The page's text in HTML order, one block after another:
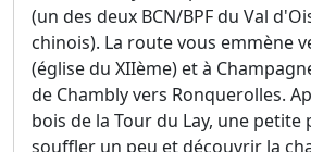
(un des deux BCN/BPF du Val
chinois). La route vous emmène
(église du XIIème) et à
de Chambly vers Ronquerolles.
bois de la Tour du Lay, une petite
souffler un peu et découvrir la